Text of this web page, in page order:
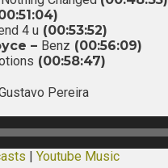
4 u (00:53:52)
– Benz (00:56:09)
(00:58:47)
Pereira
| Youtube Music